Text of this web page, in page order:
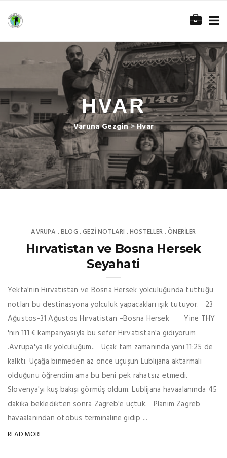
HVAR
Varuna Gezgin>Hvar
AVRUPA ,BLOG ,GEZI NOTLARI ,HOSTELLER ,ÖNERILER
Hırvatistan ve Bosna Hersek
Seyahati
Yekta'nın Hırvatistan ve Bosna Hersek yolculuğunda tuttuğu
notları bu destinasyona yolculuk yapacakları ışık tutuyor. 23
Ağustos-31 Ağustos Hırvatistan –Bosna Hersek Yine THY
'nin 111 € kampanyasıyla bu sefer Hırvatistan'a gidiyorum
.Avrupa'ya ilk yolculuğum.. Uçak tam zamanında yani 11:25 de
kalktı. Uçağa binmeden az önce uçuşun Lublijana aktarmalı
olduğunu öğrendim ama bu beni pek rahatsız etmedi.
Slovenya'yı kuş bakışı görmüş oldum. Lublijana havaalanında 45
dakika bekledikten sonra Zagreb'e uçtuk. Planım Zagreb
havaalanından otobüs terminaline gidip ...
READ MORE